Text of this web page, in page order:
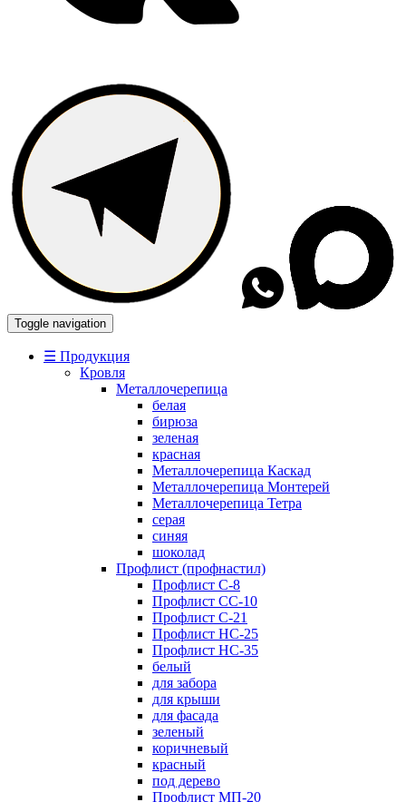
Toggle navigation
☰ Продукция
Кровля
Металлочерепица
белая
бирюза
зеленая
красная
Металлочерепица Каскад
Металлочерепица Монтерей
Металлочерепица Тетра
серая
синяя
шоколад
Профлист (профнастил)
Профлист С-8
Профлист СС-10
Профлист C-21
Профлист НС-25
Профлист НС-35
белый
для забора
для крыши
для фасада
зеленый
коричневый
красный
под дерево
Профлист МП-20